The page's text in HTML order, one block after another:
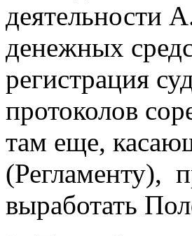
деятельности
денежных
регистрация
протоколов
там еще,
(Регламенту),
выработать